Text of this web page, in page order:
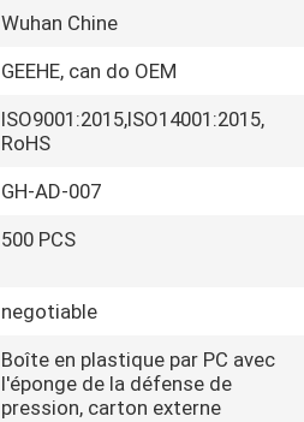
Wuhan Chine
GEEHE, can do OEM
ISO9001:2015,ISO14001:2015,
RoHS
GH-AD-007
500 PCS
negotiable
Boîte en plastique par PC avec
l'éponge de la défense de
pression, carton externe